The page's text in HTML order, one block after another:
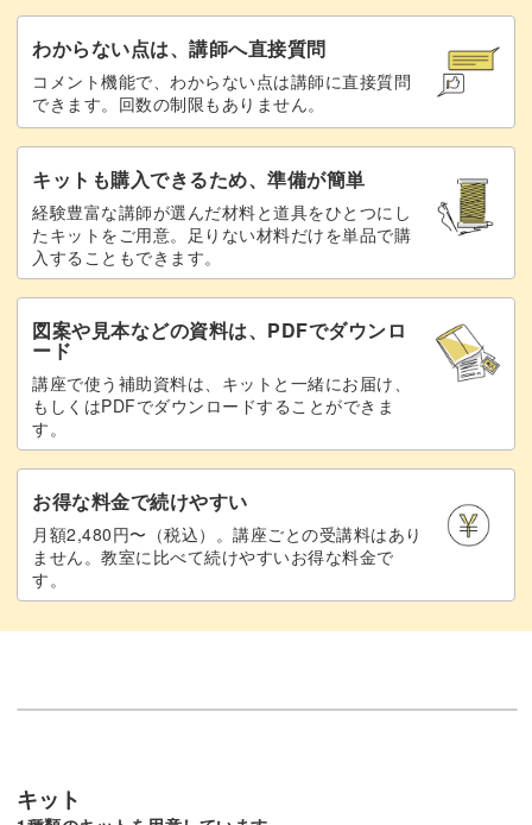
わからない点は、講師へ直接質問
コメント機能で、わからない点は講師に直接質問
できます。回数の制限もありません。
キットも購入できるため、準備が簡単
経験豊富な講師が選んだ材料と道具をひとつにし
たキットをご用意。足りない材料だけを単品で購
入することもできます。
図案や見本などの資料は、PDFでダウンロ
ード
講座で使う補助資料は、キットと一緒にお届け、
もしくはPDFでダウンロードすることができま
す。
お得な料金で続けやすい
月額2,480円〜（税込）。講座ごとの受講料はあり
ません。教室に比べて続けやすいお得な料金で
す。
キット